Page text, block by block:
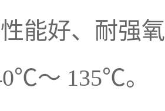
能好、耐强
～ 135℃。